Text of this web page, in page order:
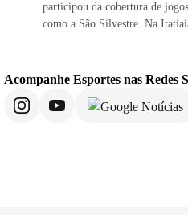
participou da cobertura de
como a São Silvestre. Na
Acompanhe Esportes nas Redes